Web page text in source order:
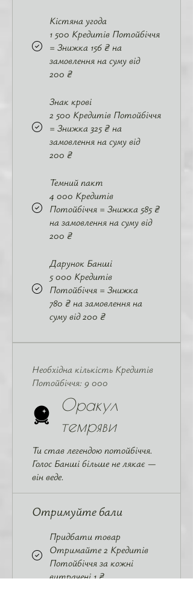
Кістяна угода
1 500 Кредитів Потойбіччя
= Знижка 156 ₴ на
замовлення на суму від
200 ₴
Знак крові
2 500 Кредитів Потойбіччя
= Знижка 325 ₴ на
замовлення на суму від
200 ₴
Темний пакт
4 000 Кредитів
Потойбіччя = Знижка 585 ₴
на замовлення на суму від
200 ₴
Дарунок Банші
5 000 Кредитів
Потойбіччя = Знижка
780 ₴ на замовлення на
суму від 200 ₴
Оракул
темряви
Необхідна кількість Кредитів
Потойбіччя: 9 000
Ти став легендою потойбіччя.
Голос Банші більше не лякає —
він веде.
Отримуйте бали
Придбати товар
Отримайте 2 Кредитів
Потойбіччя за кожні
витрачені 1 ₴